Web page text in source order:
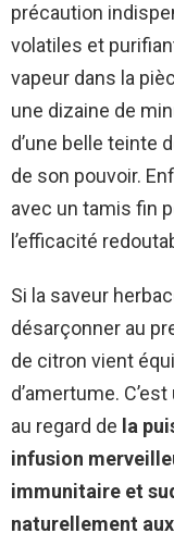
précaution
volatiles et
vapeur dans la
une dizaine de
d’une belle teinte
de son pouvoir.
avec un tamis fin
l’efficacité
Si la saveur
désarçonner au
de citron vient
d’amertume.
au regard de la
infusion
immunitaire et
naturellement